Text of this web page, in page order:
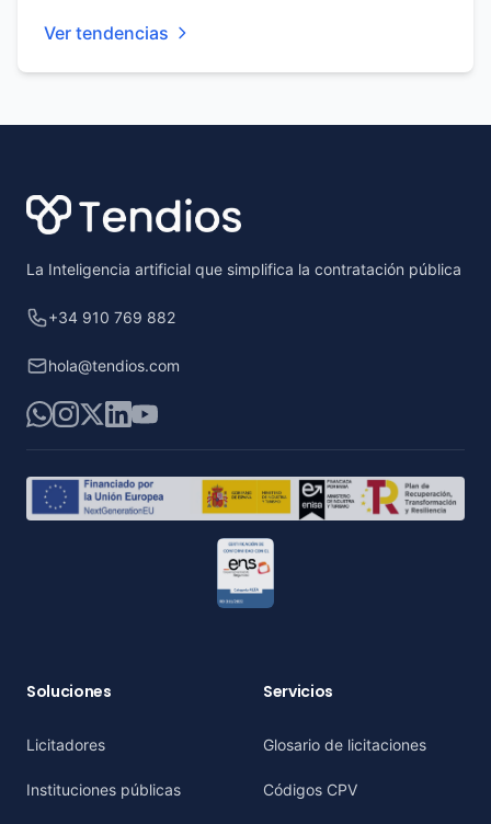
Ver tendencias
La Inteligencia artificial que simplifica la contratación pública
+34 910 769 882
hola@tendios.com
WhatsApp
Instagram
X LinkedIn
YouTube
Soluciones
Licitadores
Instituciones públicas
Servicios
Glosario de licitaciones
Códigos CPV